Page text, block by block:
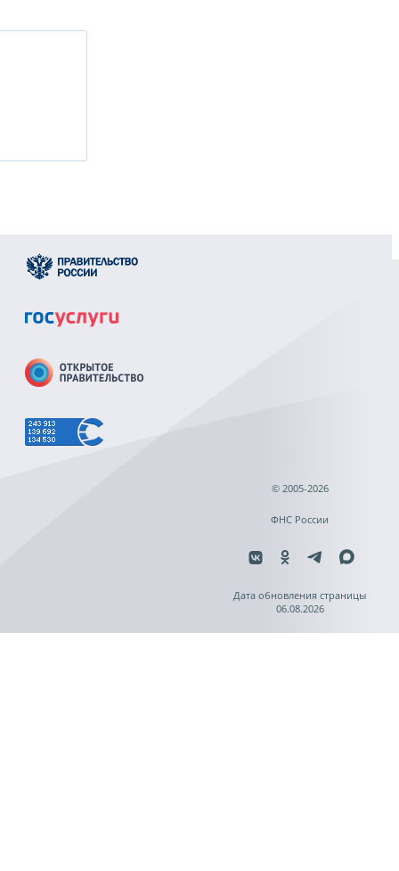
© 2005-2026
ФНС России
Дата обновления страницы
06.08.2026